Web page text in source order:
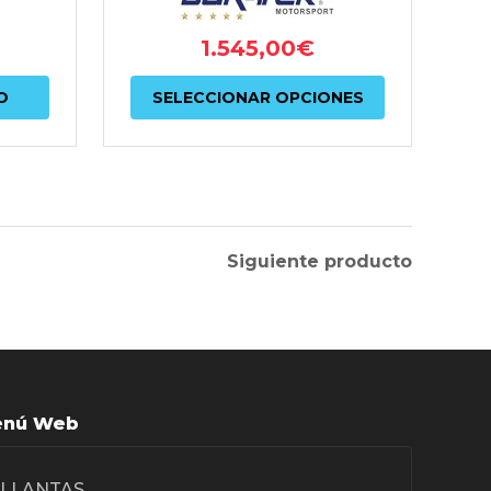
1.545,00€
SELECCIONAR OPCIONES
Este
producto
tiene
variantes.
Las
Siguiente producto
Web